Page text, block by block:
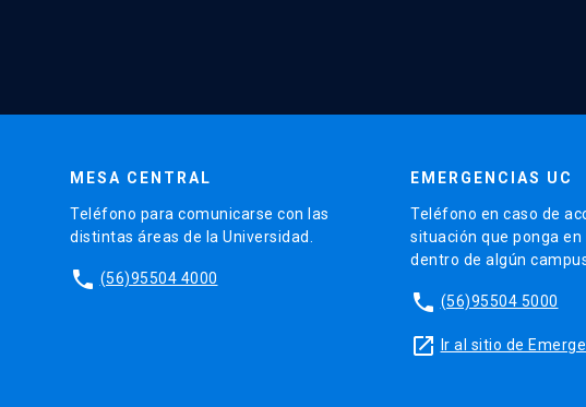
MESA CENTRAL
Teléfono para comunicarse con las
distintas áreas de la Universidad.
phone (56)95504 4000
EMERGENCIAS UC
Teléfono en caso de
situación que ponga en
dentro de algún
phone (56)95504 5000
launch Ir al sitio de